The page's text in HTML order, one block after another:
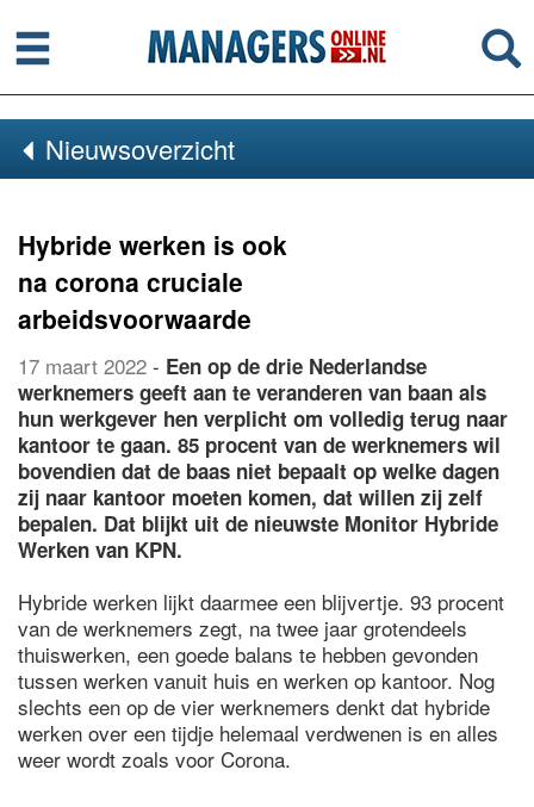
Menu
Nieuwsoverzicht
Hybride werken is ook
na corona cruciale
arbeidsvoorwaarde
17 maart 2022 - Een op de drie Nederlandse
werknemers geeft aan te veranderen van baan als
hun werkgever hen verplicht om volledig terug naar
kantoor te gaan. 85 procent van de werknemers wil
bovendien dat de baas niet bepaalt op welke dagen
zij naar kantoor moeten komen, dat willen zij zelf
bepalen. Dat blijkt uit de nieuwste Monitor Hybride
Werken van KPN.
Hybride werken lijkt daarmee een blijvertje. 93 procent
van de werknemers zegt, na twee jaar grotendeels
thuiswerken, een goede balans te hebben gevonden
tussen werken vanuit huis en werken op kantoor. Nog
slechts een op de vier werknemers denkt dat hybride
werken over een tijdje helemaal verdwenen is en alles
weer wordt zoals voor Corona.